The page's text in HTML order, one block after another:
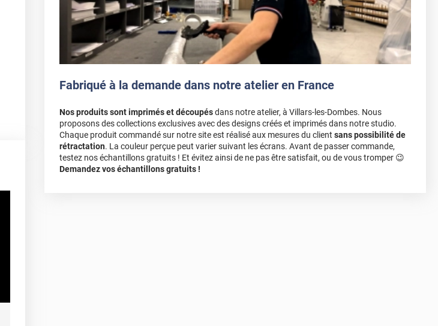
Fabriqué à la demande dans notre atelier en France
Nos produits sont imprimés et découpésdans notre atelier, à Villars-les-Dombes. Nous
proposons des collections exclusives avec des designs créés et imprimés dans notre studio.
Chaque produit commandé sur notre site est réalisé aux mesures du client sans possibilité de
rétractation. La couleur perçue peut varier suivant les écrans. Avant de passer commande,
testez nos échantillons gratuits ! Et évitez ainsi de ne pas être satisfait, ou de vous tromper 😉
Demandez vos échantillons gratuits !